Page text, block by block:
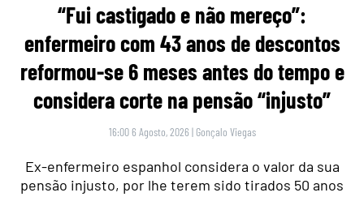
“Fui castigado e não mereço”:
enfermeiro com 43 anos de descontos
reformou-se 6 meses antes do tempo e
considera corte na pensão “injusto”
16:00 6 Agosto, 2026 | Gonçalo Viegas
Ex-enfermeiro espanhol considera o valor da sua
pensão injusto, por lhe terem sido tirados 50 anos